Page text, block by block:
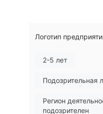
Логотип
2-5 лет
Подозрительная
Регион
подозрителен